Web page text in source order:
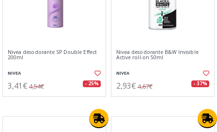
Nivea desodorante SP Double Effect
200ml
NIVEA
3,41€ 4,54€ - 25%
Nivea desodorante B&W Invisible
Active roll-on 50ml
NIVEA
2,93€ 4,67€ - 37%